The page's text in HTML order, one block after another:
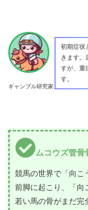
ギャンブル研究家
初期症状
きます。
すが、重
す。
ムコウズ管骨
競馬の世界で「向こ
前脚に起こり、「向
若い馬の骨がまだ完